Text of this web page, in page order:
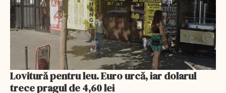
Lovitură pentru leu. Euro urcă, iar dolarul
trece pragul de 4,60 lei